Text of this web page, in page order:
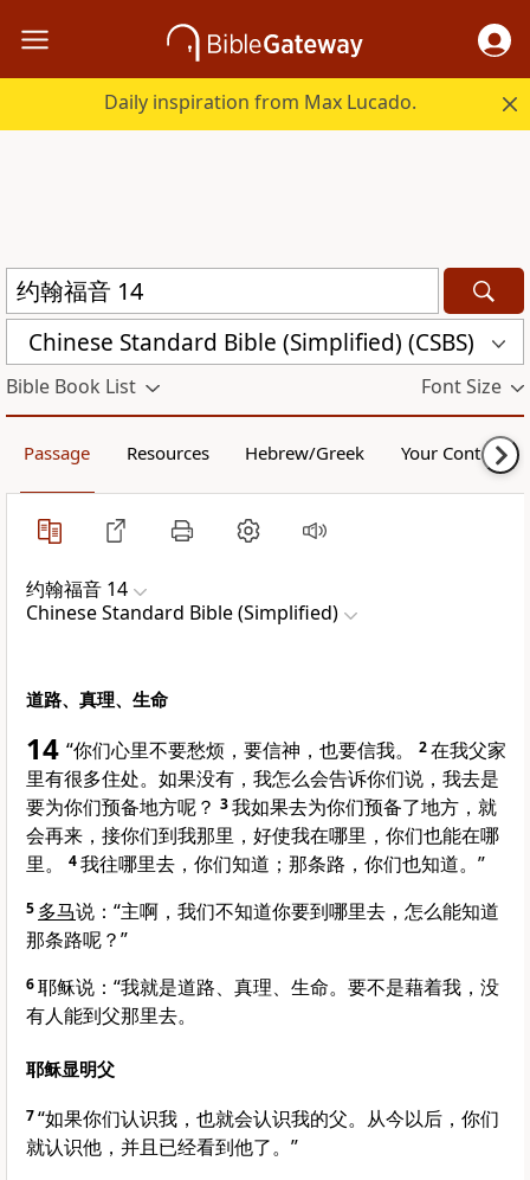
Daily inspiration from Max Lucado.
Chinese Standard Bible (Simplified) (CSBS)
Bible Book List Font Size
Passage Resources Hebrew/Greek Your Content
约翰福音 14
Chinese Standard Bible (Simplified)
道路、真理、生命
14 “你们心里不要愁烦，要信神，也要信我。 2在我父家
里有很多住处。如果没有，我怎么会告诉你们说，我去是
要为你们预备地方呢？ 3我如果去为你们预备了地方，就
会再来，接你们到我那里，好使我在哪里，你们也能在哪
里。
4我往哪里去，你们知道；那条路，你们也知道。”
5 多马说：“主啊，我们不知道你要到哪里去，怎么能知道
那条路呢？”
6耶稣说： “我就是道路、真理、生命。要不是藉着我，没
有人能到父那里去。
耶稣显明父
7“如果你们认识我，也就会认识我的父。从今以后，你们
就认识他，并且已经看到他了。”